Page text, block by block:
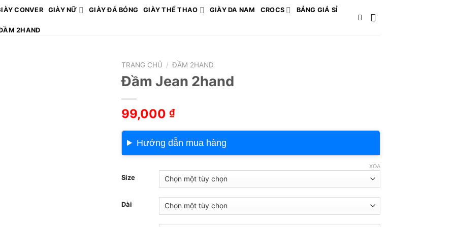
CONVER GIÀY NỮ GIÀY ĐÁ BÓNG GIÀY THỂ THAO GIÀY DA NAM CROCS BẢNG GIÁ SỈ
2HAND
TRANG CHỦ / ĐẦM 2HAND
Đầm Jean 2hand
99,000 ₫
Hướng dẫn mua hàng
Size
Dài
XÓA